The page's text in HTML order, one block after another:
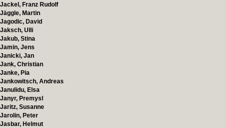
Jackel, Franz Rudolf
Jäggle, Martin
Jagodic, David
Jaksch, Ulli
Jakub, Stina
Jamin, Jens
Janicki, Jan
Jank, Christian
Janke, Pia
Jankowitsch, Andreas
Janulidu, Elsa
Janyr, Premysl
Jaritz, Susanne
Jarolin, Peter
Jasbar, Helmut